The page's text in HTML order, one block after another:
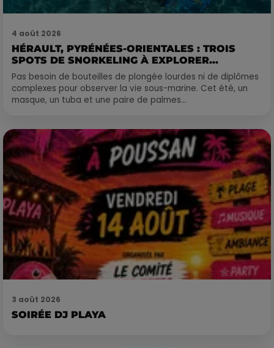
4 août 2026
HÉRAULT, PYRÉNÉES-ORIENTALES : TROIS
SPOTS DE SNORKELING À EXPLORER...
Pas besoin de bouteilles de plongée lourdes ni de diplômes
complexes pour observer la vie sous-marine. Cet été, un
masque, un tuba et une paire de palmes...
3 août 2026
SOIRÉE DJ PLAYA